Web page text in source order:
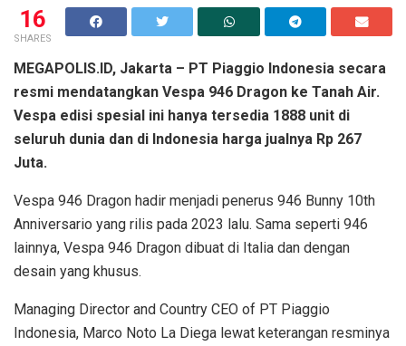
16
SHARES
MEGAPOLIS.ID, Jakarta – PT Piaggio Indonesia secara
resmi mendatangkan Vespa 946 Dragon ke Tanah Air.
Vespa edisi spesial ini hanya tersedia 1888 unit di
seluruh dunia dan di Indonesia harga jualnya Rp 267
Juta.
Vespa 946 Dragon hadir menjadi penerus 946 Bunny 10th
Anniversario yang rilis pada 2023 lalu. Sama seperti 946
lainnya, Vespa 946 Dragon dibuat di Italia dan dengan
desain yang khusus.
Managing Director and Country CEO of PT Piaggio
Indonesia, Marco Noto La Diega lewat keterangan resminya